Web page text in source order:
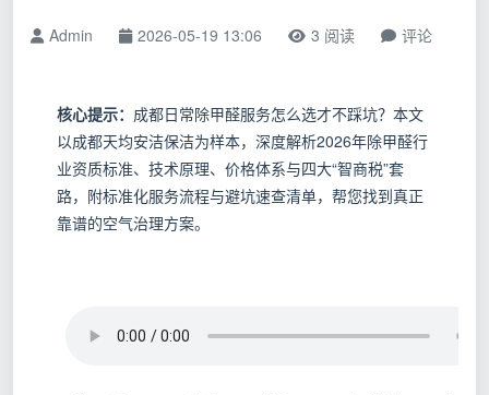
Admin 2026-05-19 13:06 3 阅读 评论
核心提示： 成都日常除甲醛服务怎么选才不踩坑？本文
以成都天均安洁保洁为样本，深度解析2026年除甲醛行
业资质标准、技术原理、价格体系与四大“智商税”套
路，附标准化服务流程与避坑速查清单，帮您找到真正
靠谱的空气治理方案。